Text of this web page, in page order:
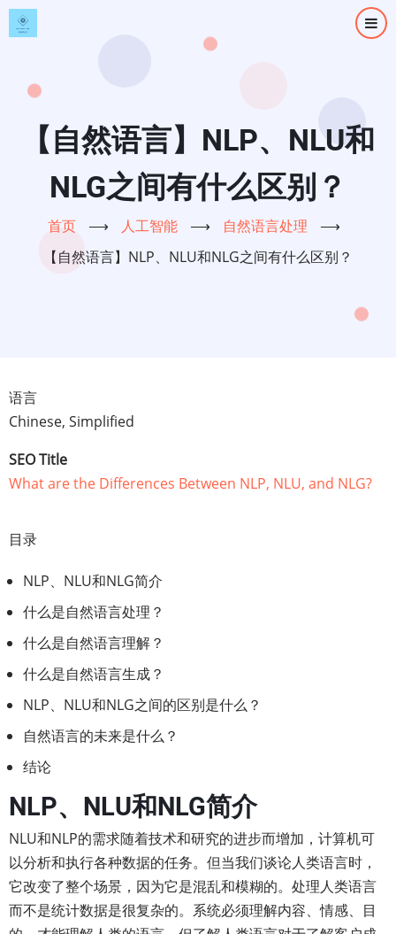
跳
转
【自然语言】NLP、NLU和
NLG之间有什么区别？
首页 ⟶ 人工智能 ⟶ 自然语言处理
⟶
【自然语言】NLP、NLU和NLG之间有什么区别？
语言
Chinese, Simplified
SEO Title
What are the Differences Between NLP, NLU, and NLG?
目录
NLP、NLU和NLG简介
什么是自然语言处理？
什么是自然语言理解？
什么是自然语言生成？
NLP、NLU和NLG之间的区别是什么？
自然语言的未来是什么？
结论
NLP、NLU和NLG简介
NLU和NLP的需求随着技术和研究的进步而增加，计算机可
以分析和执行各种数据的任务。但当我们谈论人类语言时，
它改变了整个场景，因为它是混乱和模糊的。处理人类语言
而不是统计数据是很复杂的。系统必须理解内容、情感、目